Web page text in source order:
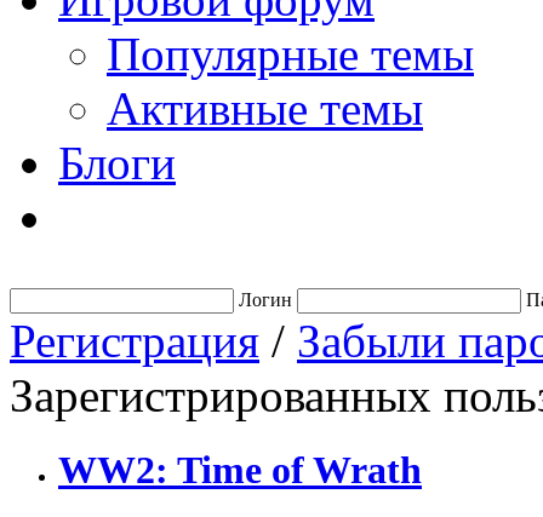
Популярные темы
Активные темы
Блоги
Логин
Регистрация / Забыли
Зарегистрированных
WW2: Time of Wrath